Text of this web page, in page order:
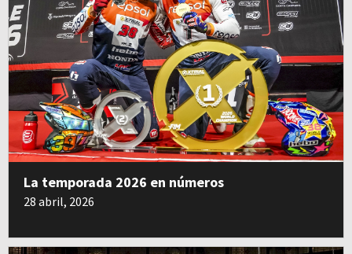
La temporada 2026 en números
28 abril, 2026